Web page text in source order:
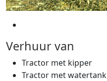
Verhuur van
Tractor met kipper
Tractor met watertank